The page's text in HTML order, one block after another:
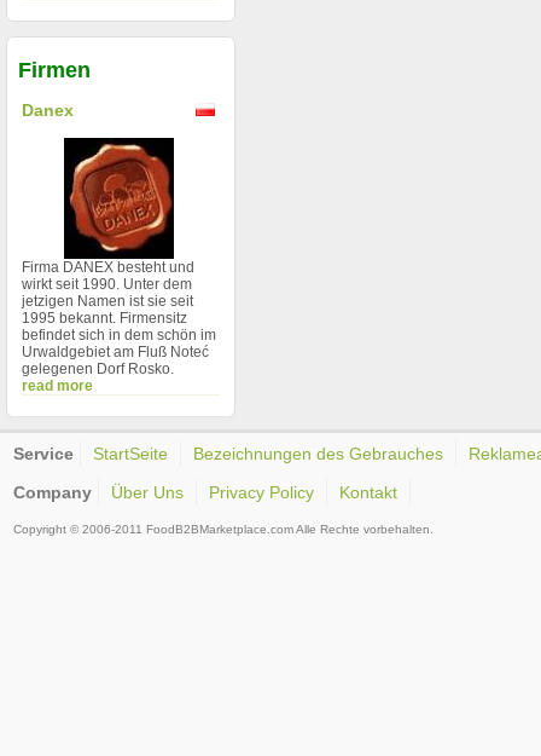
Firmen
Danex
Firma DANEX besteht und
wirkt seit 1990. Unter dem
jetzigen Namen ist sie seit
1995 bekannt. Firmensitz
befindet sich in dem schön im
Urwaldgebiet am Fluß Noteć
gelegenen Dorf Rosko.
read more
Service StartSeite Bezeichnungen des Gebrauches
Company
Über Uns Privacy Policy Kontakt
Copyright © 2006-2011 FoodB2BMarketplace.com Alle Rechte vorbehalten.